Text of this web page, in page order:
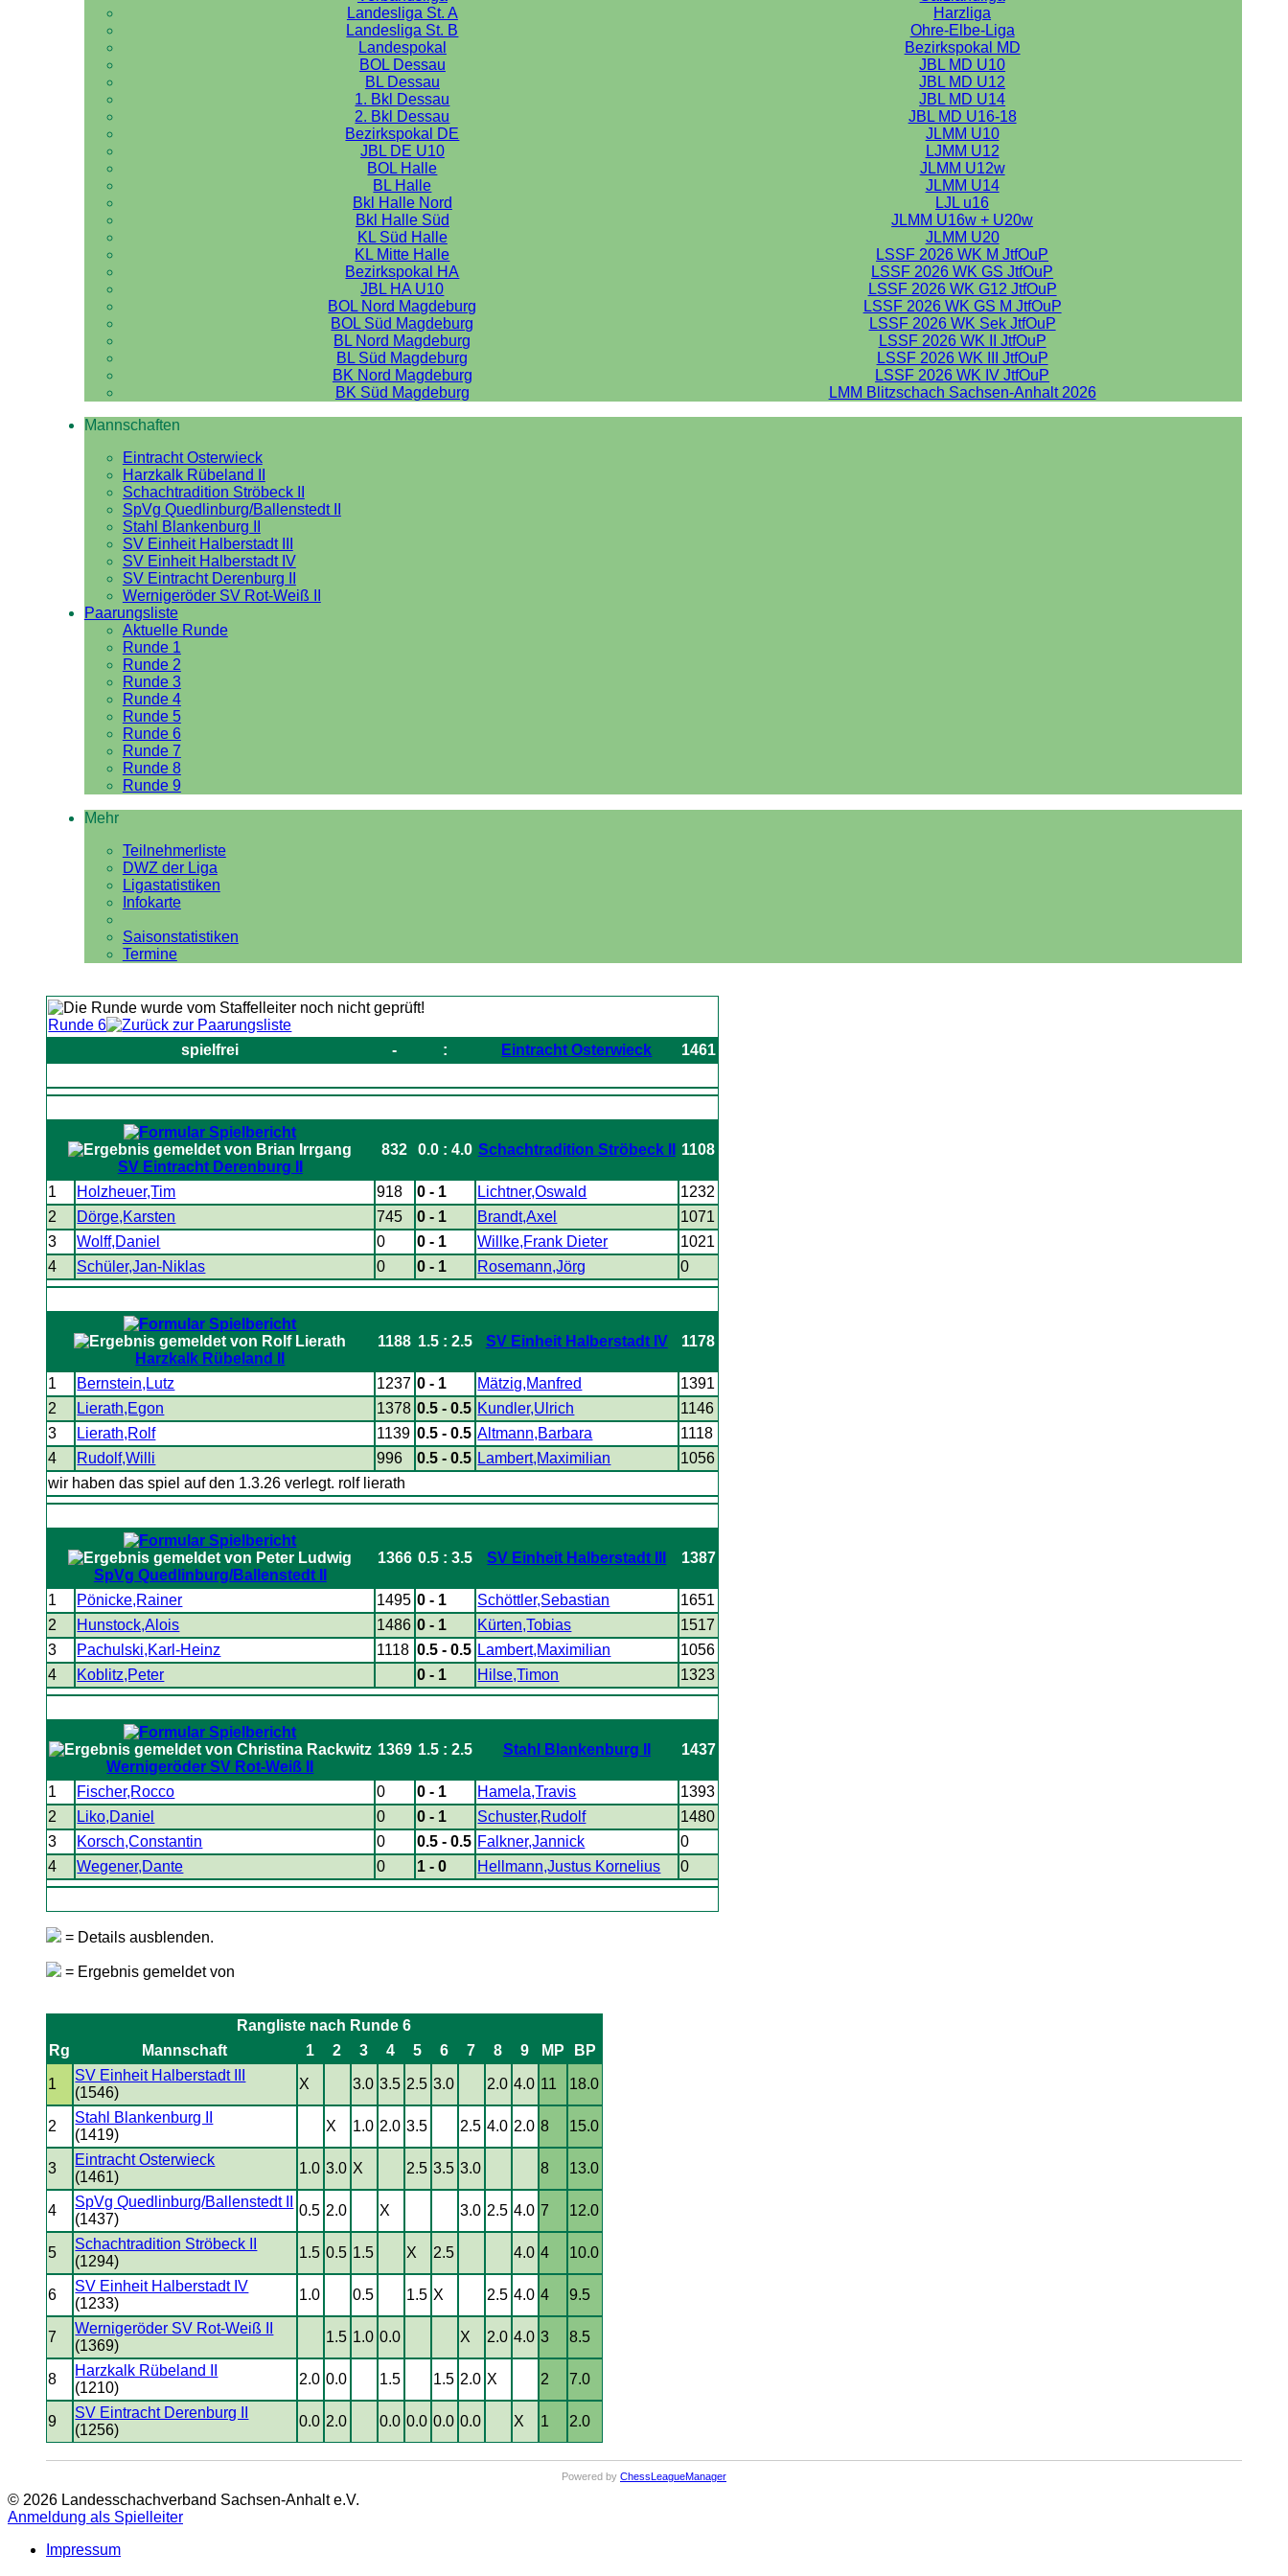
Landesliga St. A
Harzliga
Landesliga St. B
Ohre-Elbe-Liga
Landespokal
Bezirkspokal MD
BOL Dessau
JBL MD U10
BL Dessau
JBL MD U12
1. Bkl Dessau
JBL MD U14
2. Bkl Dessau
JBL MD U16-18
Bezirkspokal DE
JLMM U10
JBL DE U10
LJMM U12
BOL Halle
JLMM U12w
BL Halle
JLMM U14
Bkl Halle Nord
LJL u16
Bkl Halle Süd
JLMM U16w + U20w
KL Süd Halle
JLMM U20
KL Mitte Halle
LSSF 2026 WK M JtfOuP
Bezirkspokal HA
LSSF 2026 WK GS JtfOuP
JBL HA U10
LSSF 2026 WK G12 JtfOuP
BOL Nord Magdeburg
LSSF 2026 WK GS M JtfOuP
BOL Süd Magdeburg
LSSF 2026 WK Sek JtfOuP
BL Nord Magdeburg
LSSF 2026 WK II JtfOuP
BL Süd Magdeburg
LSSF 2026 WK III JtfOuP
BK Nord Magdeburg
LSSF 2026 WK IV JtfOuP
BK Süd Magdeburg
LMM Blitzschach Sachsen-Anhalt 2026
Mannschaften
Eintracht Osterwieck
Harzkalk Rübeland II
Schachtradition Ströbeck II
SpVg Quedlinburg/Ballenstedt II
Stahl Blankenburg II
SV Einheit Halberstadt III
SV Einheit Halberstadt IV
SV Eintracht Derenburg II
Wernigeröder SV Rot-Weiß II
Paarungsliste
Aktuelle Runde
Runde 1
Runde 2
Runde 3
Runde 4
Runde 5
Runde 6
Runde 7
Runde 8
Runde 9
Mehr
Teilnehmerliste
DWZ der Liga
Ligastatistiken
Infokarte
Saisonstatistiken
Termine
Runde 6
spielfrei
- : Eintracht Osterwieck 1461
SV Eintracht Derenburg II
832 0.0 : 4.0 Schachtradition Ströbeck II 1108
1 Holzheuer,Tim 918 0 - 1 Lichtner,Oswald
1232
2
Dörge,Karsten 745 0 - 1 Brandt,Axel
1071
3
Wolff,Daniel 0 0 - 1 Willke,Frank Dieter
1021
4
Schüler,Jan-Niklas 0 0 - 1 Rosemann,Jörg 0
Harzkalk Rübeland II
1188 1.5 : 2.5 SV Einheit Halberstadt IV 1178
1 Bernstein,Lutz 1237 0 - 1 Mätzig,Manfred
1391
2
Lierath,Egon 1378 0.5 - 0.5 Kundler,Ulrich
1146
3
Lierath,Rolf 1139 0.5 - 0.5 Altmann,Barbara
1118
4
Rudolf,Willi 996 0.5 - 0.5 Lambert,Maximilian
1056
wir haben das spiel auf den 1.3.26 verlegt. rolf lierath
SpVg Quedlinburg/Ballenstedt II
1366 0.5 : 3.5 SV Einheit Halberstadt III 1387
1 Pönicke,Rainer 1495 0 - 1 Schöttler,Sebastian
1651
2
Hunstock,Alois 1486 0 - 1 Kürten,Tobias
1517
3
Pachulski,Karl-Heinz 1118 0.5 - 0.5 Lambert,Maximilian
1056
4
Koblitz,Peter 0 - 1 Hilse,Timon 1323
Wernigeröder SV Rot-Weiß II
1369 1.5 : 2.5 Stahl Blankenburg II 1437
1 Fischer,Rocco 0 0 - 1 Hamela,Travis
1393
2
Liko,Daniel 0 0 - 1 Schuster,Rudolf
1480
3
Korsch,Constantin 0 0.5 - 0.5 Falkner,Jannick
0
4
Wegener,Dante 0 1 - 0 Hellmann,Justus Kornelius 0
= Details ausblenden.
= Ergebnis gemeldet von
Rangliste nach Runde 6
Rg
Mannschaft 1 2 3 4 5 6 7 8 9 MP BP
1
SV Einheit Halberstadt III
(1546)
X 3.0 3.5 2.5 3.0 2.0 4.0 11 18.0
2
Stahl Blankenburg II
(1419)
X 1.0 2.0 3.5 2.5 4.0 2.0 8 15.0
3
Eintracht Osterwieck
(1461)
1.0 3.0 X 2.5 3.5 3.0 8 13.0
4
SpVg Quedlinburg/Ballenstedt II
(1437)
0.5 2.0 X 3.0 2.5 4.0 7 12.0
5
Schachtradition Ströbeck II
(1294)
1.5 0.5 1.5 X 2.5 4.0 4 10.0
6
SV Einheit Halberstadt IV
(1233)
1.0 0.5 1.5 X 2.5 4.0 4 9.5
7
Wernigeröder SV Rot-Weiß II
(1369)
1.5 1.0 0.0 X 2.0 4.0 3 8.5
8
Harzkalk Rübeland II
(1210)
2.0 0.0 1.5 1.5 2.0 X 2 7.0
9
SV Eintracht Derenburg II
(1256)
0.0 2.0 0.0 0.0 0.0 0.0 X 1 2.0
Powered by ChessLeagueManager
© 2026 Landesschachverband Sachsen-Anhalt e.V.
Anmeldung als Spielleiter
Impressum